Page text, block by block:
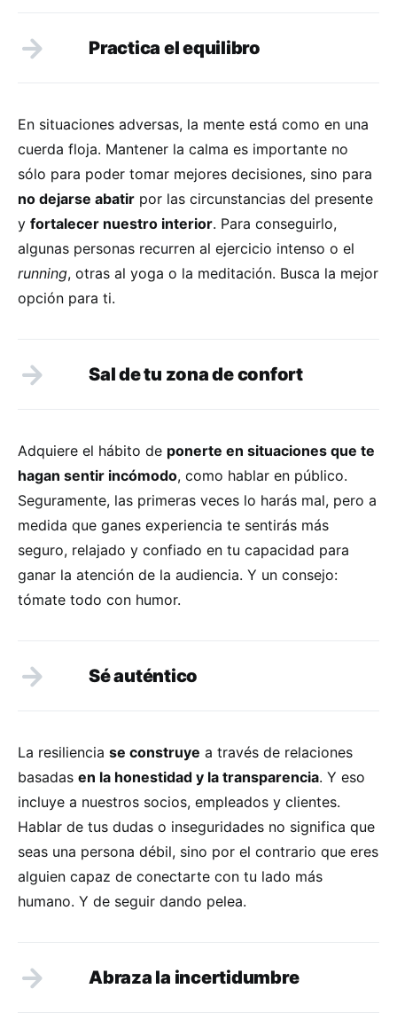
Practica el equilibro
En situaciones adversas, la mente está como en una
cuerda floja. Mantener la calma es importante no
sólo para poder tomar mejores decisiones, sino para
no dejarse abatir por las circunstancias del presente
y fortalecer nuestro interior. Para conseguirlo,
algunas personas recurren al ejercicio intenso o el
running, otras al yoga o la meditación. Busca la mejor
opción para ti.
Sal de tu zona de confort
Adquiere el hábito de ponerte en situaciones que te
hagan sentir incómodo, como hablar en público.
Seguramente, las primeras veces lo harás mal, pero a
medida que ganes experiencia te sentirás más
seguro, relajado y confiado en tu capacidad para
ganar la atención de la audiencia. Y un consejo:
tómate todo con humor.
Sé auténtico
La resiliencia se construye a través de relaciones
basadas en la honestidad y la transparencia. Y eso
incluye a nuestros socios, empleados y clientes.
Hablar de tus dudas o inseguridades no significa que
seas una persona débil, sino por el contrario que eres
alguien capaz de conectarte con tu lado más
humano. Y de seguir dando pelea.
Abraza la incertidumbre